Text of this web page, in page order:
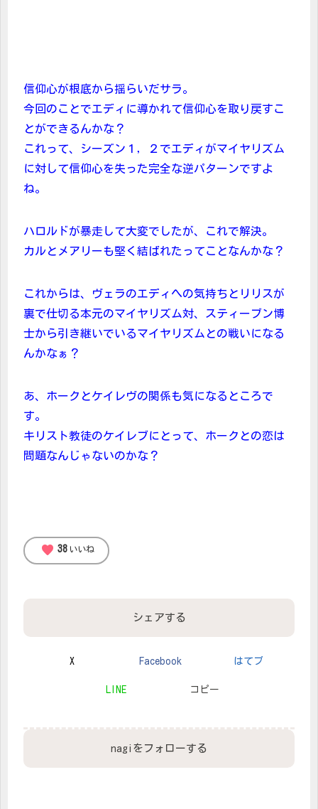
信仰心が根底から揺らいだサラ。
今回のことでエディに導かれて信仰心を取り戻すこ
とができるんかな？
これって、シーズン１，２でエディがマイヤリズム
に対して信仰心を失った完全な逆パターンですよ
ね。
ハロルドが暴走して大変でしたが、これで解決。
カルとメアリーも堅く結ばれたってことなんかな？
これからは、ヴェラのエディへの気持ちとリリスが
裏で仕切る本元のマイヤリズム対、スティーブン博
士から引き継いでいるマイヤリズムとの戦いになる
んかなぁ？
あ、ホークとケイレヴの関係も気になるところで
す。
キリスト教徒のケイレブにとって、ホークとの恋は
問題なんじゃないのかな？
favorite 38 いいね
シェアする
X Facebook はてブ
LINE コピー
nagiをフォローする